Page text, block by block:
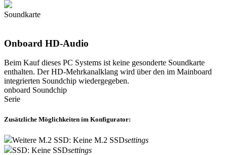
Soundkarte
Onboard HD-Audio
Beim Kauf dieses PC Systems ist keine gesonderte Soundkarte
enthalten. Der HD-Mehrkanalklang wird über den im Mainboard
integrierten Soundchip wiedergegeben.
onboard Soundchip
Serie
Zusätzliche Möglichkeiten im Konfigurator:
Weitere M.2 SSD: Keine M.2 SSDsettings
SSD: Keine SSDsettings